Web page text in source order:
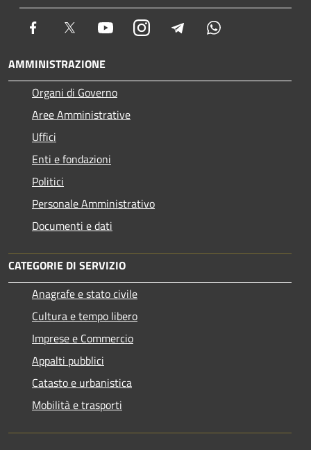
Facebook Twitter YoutubeInstagram Telegram
AMMINISTRAZIONE
Organi di Governo
Aree Amministrative
Uffici
Enti e fondazioni
Politici
Personale Amministrativo
Documenti e dati
CATEGORIE DI SERVIZIO
Anagrafe e stato civile
Cultura e tempo libero
Imprese e Commercio
Appalti pubblici
Catasto e urbanistica
Mobilità e trasporti